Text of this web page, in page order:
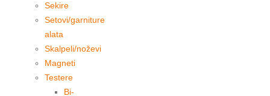
Sekire
Setovi/garniture
alata
Skalpeli/noževi
Magneti
Testere
Bi-